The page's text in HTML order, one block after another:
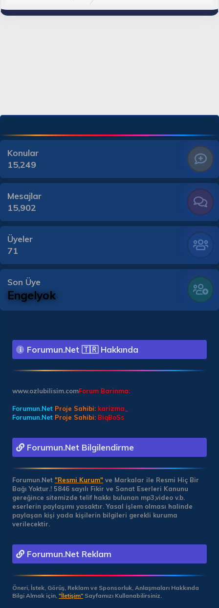
Konular
15,249
Mesajlar
15,902
Üyeler
71
Son Üye
Engelyok
Forumun.Net 🇹🇷 Hakkında
Forum Barinma:
www.ozlubilisim.com
Forumun.Net Proje Sahibi: karizma_
Forumun.Net Proje Sahibi: BiqBoSs
Forumun.Net Bilgilendirme
Forumun.Net "Resmi Kurum" ve Markalar ile Resmi Hiç Bir
Bağı Yoktur.! 5846 sayılı Fikir ve Sanat Eserleri Kanunu
gereğince sitemizde telif hakkı bulunan mp3,video v.b.
eserlerin paylaşımı yasaktır. Yasal işlem olması halinde
paylaşan kişi yada kişilerin bilgileri gerekli kuruma
verilecektir.
Forumun.Net Reklam
Öneri, İstek, Görüş, Reklam ve Sponsorluk, Anlaşmaları Hakkında
Bilgi Almak için, "İletişim" Sayfamızı Kullanabilirsiniz.